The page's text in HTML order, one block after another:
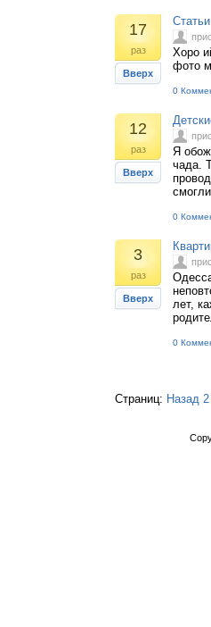
17
раз
Вверх
Хоро
фото
0
12
раз
Вверх
Я
чада.
0
3
раз
Вверх
лет,
0
Страниц: Назад 2